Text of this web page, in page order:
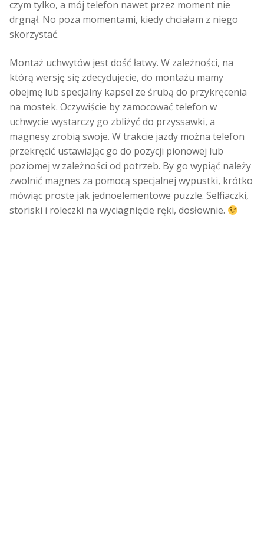
czym tylko, a mój telefon nawet przez moment nie
drgnął. No poza momentami, kiedy chciałam z niego
skorzystać.
Montaż uchwytów jest dość łatwy. W zależności, na
którą wersję się zdecydujecie, do montażu mamy
obejmę lub specjalny kapsel ze śrubą do przykręcenia
na mostek. Oczywiście by zamocować telefon w
uchwycie wystarczy go zbliżyć do przyssawki, a
magnesy zrobią swoje. W trakcie jazdy można telefon
przekręcić ustawiając go do pozycji pionowej lub
poziomej w zależności od potrzeb. By go wypiąć należy
zwolnić magnes za pomocą specjalnej wypustki, krótko
mówiąc proste jak jednoelementowe puzzle. Selfiaczki,
storiski i roleczki na wyciagnięcie ręki, dosłownie.